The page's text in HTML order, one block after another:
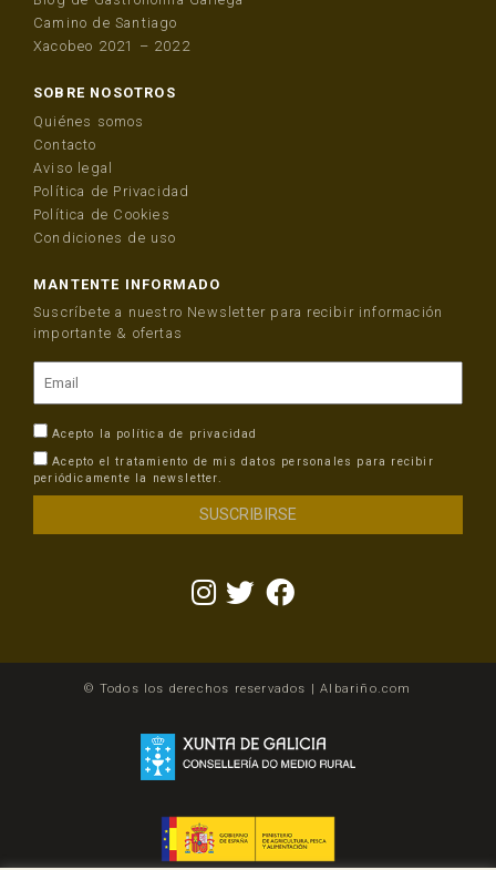
Camino de Santiago
Xacobeo 2021 – 2022
SOBRE NOSOTROS
Quiénes somos
Contacto
Aviso legal
Política de Privacidad
Política de Cookies
Condiciones de uso
MANTENTE INFORMADO
Suscríbete a nuestro Newsletter para recibir información
importante & ofertas
Acepto la política de privacidad
Acepto el tratamiento de mis datos personales para recibir
periódicamente la newsletter.
© Todos los derechos reservados | Albariño.com